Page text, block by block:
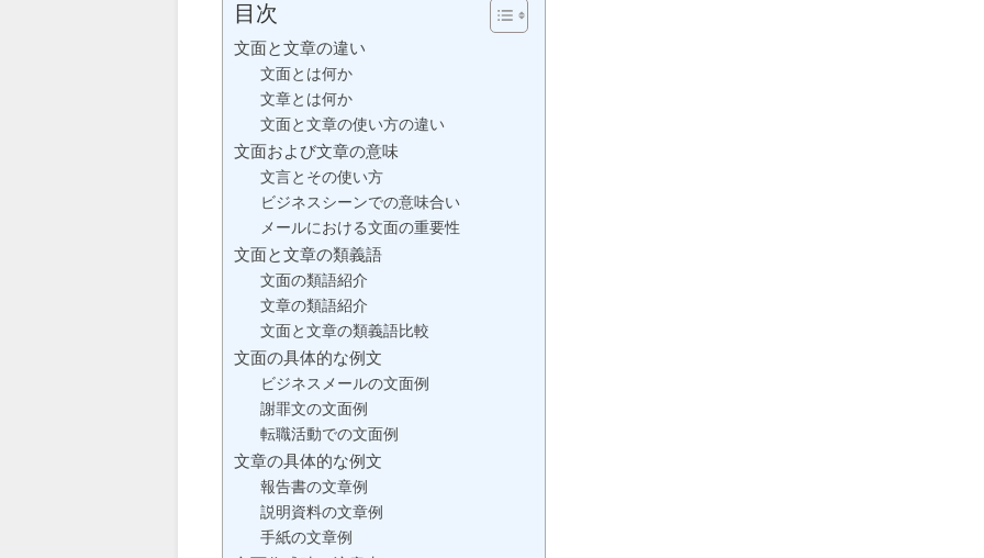
目次
文面と文章の違い
文面とは何か
文章とは何か
文面と文章の使い方の違い
文面および文章の意味
文言とその使い方
ビジネスシーンでの意味合い
メールにおける文面の重要性
文面と文章の類義語
文面の類語紹介
文章の類語紹介
文面と文章の類義語比較
文面の具体的な例文
ビジネスメールの文面例
謝罪文の文面例
転職活動での文面例
文章の具体的な例文
報告書の文章例
説明資料の文章例
手紙の文章例